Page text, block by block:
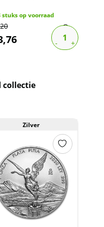
stuks op voorraad
collectie
Zilver